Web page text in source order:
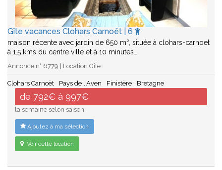
Gîte vacances Clohars Carnoët | 6
maison récente avec jardin de 650 m², située à clohars-carnoet
à 1.5 kms du centre ville et à 10 minutes…
Annonce n° 6779 | Location Gîte
Clohars Carnoët Pays de l'Aven Finistère Bretagne
de 792€ à 997€
la semaine selon saison
Ajoutez à ma sélection
Voir cette location